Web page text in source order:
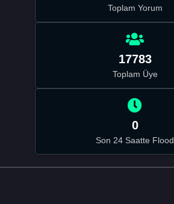
Toplam Yorum
17783
Toplam Üye
0
Son 24 Saatte Flood